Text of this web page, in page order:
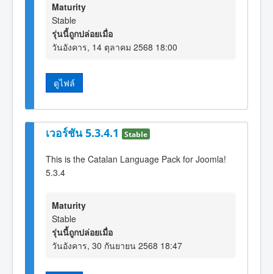
Maturity
Stable
รุ่นนี้ถูกปล่อยเมื่อ
วันอังคาร, 14 ตุลาคม 2568 18:00
ดูไฟล์
เวอร์ชัน 5.3.4.1 Stable
This is the Catalan Language Pack for Joomla!
5.3.4
Maturity
Stable
รุ่นนี้ถูกปล่อยเมื่อ
วันอังคาร, 30 กันยายน 2568 18:47